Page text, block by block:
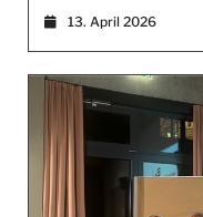
13. April 2026